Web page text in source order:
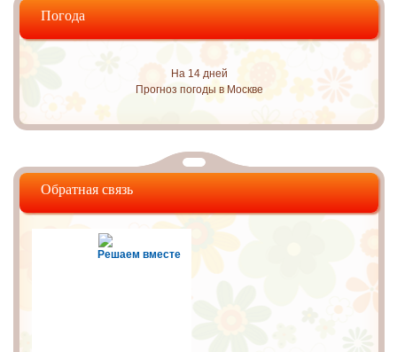
Погода
На 14 дней
Прогноз погоды в Москве
Обратная связь
Решаем вместе